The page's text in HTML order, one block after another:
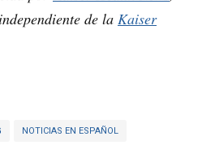
de la Kaiser
NOTICIAS EN ESPAÑOL